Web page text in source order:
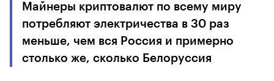
Майнеры криптовалют по всему миру
потребляют электричества в 30 раз
меньше, чем вся Россия и примерно
столько же, сколько Белоруссия